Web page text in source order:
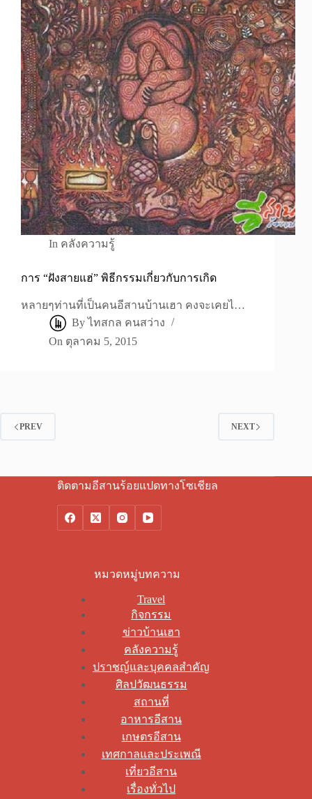
In คลังความรู้
การ “ฝังสายแฮ่” พิธีกรรมเกี่ยวกับการเกิด
หลายๆท่านที่เป็นคนอีสานบ้านเฮา คงจะเคยไ…
By ไทสกล คนสว่าง
On ตุลาคม 5, 2015
PREV NEXT
ติดตามอีสานร้อยแปดทางโซเชียล
หมวดหมู่บทความ
Travel
กิจกรรม
ข่าวบ้านเฮา
คลังความรู้
ปราชญ์และบุคคลสำคัญ
ศิลปวัฒนธรรม
สถานที่
อาหารอีสาน
เกษตรอีสาน
เทศกาลและประเพณี
เที่ยวอีสาน
เรื่องทั่วไป